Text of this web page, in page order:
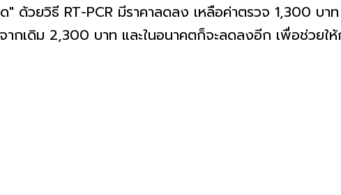
ด้วยวิธี RT-PCR มีราคาลดลง เหลือค่าตรวจ 1,300 บา
กเดิม 2,300 บาท และในอนาคตก็จะลดลงอีก เพื่อช่วยให้